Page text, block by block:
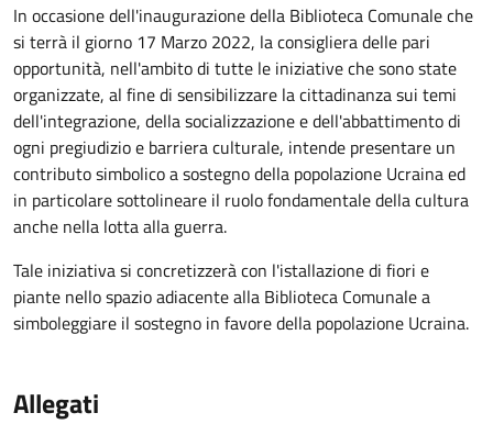
In occasione dell'inaugurazione della Biblioteca Comunale che
si terrà il giorno 17 Marzo 2022, la consigliera delle pari
opportunità, nell'ambito di tutte le iniziative che sono state
organizzate, al fine di sensibilizzare la cittadinanza sui temi
dell'integrazione, della socializzazione e dell'abbattimento di
ogni pregiudizio e barriera culturale, intende presentare un
contributo simbolico a sostegno della popolazione Ucraina ed
in particolare sottolineare il ruolo fondamentale della cultura
anche nella lotta alla guerra.
Tale iniziativa si concretizzerà con l'istallazione di fiori e
piante nello spazio adiacente alla Biblioteca Comunale a
simboleggiare il sostegno in favore della popolazione Ucraina.
Allegati